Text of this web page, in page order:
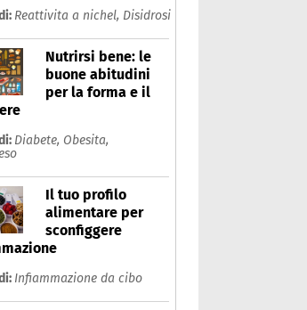
Reattivita a nichel, Disidrosi
Nutrirsi bene: le
buone abitudini
per la forma e il
Diabete, Obesita,
Il tuo profilo
alimentare per
sconfiggere
Infiammazione da cibo